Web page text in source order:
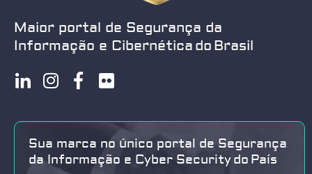
Maior portal de Segurança da
Informação e Cibernética do Brasil
Sua marca no único portal de Segurança
da Informação e Cyber Security do País